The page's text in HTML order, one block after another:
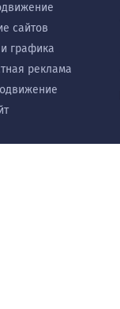
сайтов
графика
реклама